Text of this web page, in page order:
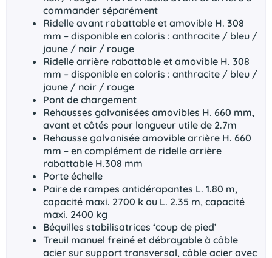
commander séparément
Ridelle avant rabattable et amovible H. 308
mm – disponible en coloris : anthracite / bleu /
jaune / noir / rouge
Ridelle arrière rabattable et amovible H. 308
mm – disponible en coloris : anthracite / bleu /
jaune / noir / rouge
Pont de chargement
Rehausses galvanisées amovibles H. 660 mm,
avant et côtés pour longueur utile de 2.7m
Rehausse galvanisée amovible arrière H. 660
mm – en complément de ridelle arrière
rabattable H.308 mm
Porte échelle
Paire de rampes antidérapantes L. 1.80 m,
capacité maxi. 2700 k ou L. 2.35 m, capacité
maxi. 2400 kg
Béquilles stabilisatrices ‘coup de pied’
Treuil manuel freiné et débrayable à câble
acier sur support transversal, câble acier avec